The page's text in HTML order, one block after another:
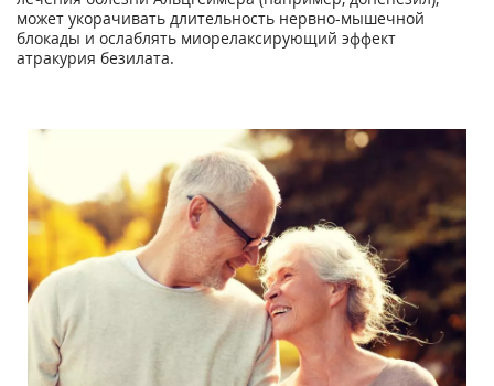
может укорачивать длительность нервно-мышечной
блокады и ослаблять миорелаксирующий эффект
атракурия безилата.